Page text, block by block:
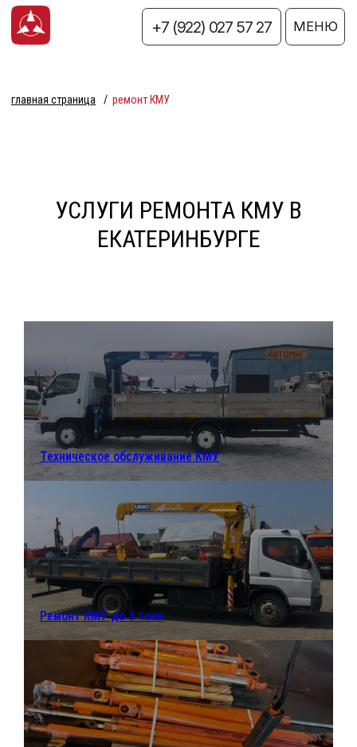
+7 (922) 027 57 27
+7 (922) 027 57 27
УСЛУГИ РЕМОНТА КМУ В
ЕКАТЕРИНБУРГЕ
Техническое обслуживание КМУ
Ремонт КМУ до 3 тонн